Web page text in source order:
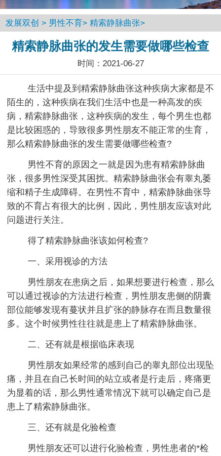
发展双创 > 男性不育> 精索静脉曲张>
精索静脉曲张的发生需要做哪些检查
时间：2021-06-27
生活中提及到精索静脉曲张这种疾病大家都是不
陌生的，这种疾病在我们生活中也是一种高发的疾
病，精索静脉曲张，这种疾病的发生，每个男生也都
是比较困惑的，导致很多男性朋友不能正常的生育，
那么精索静脉曲张的发生需要做哪些检查?
男性不育的原因之一就是因为患有精索静脉曲
张，很多男性深受其困扰。精索静脉曲张会有睾丸萎
缩和精子生成障碍。在男性不育中，精索静脉曲张导
致的不育占有很大的比例，因此，男性朋友应该对此
问题进行关注。
得了精索静脉曲张该如何检查?
一、采用视诊的方法
男性朋友在患病之后，如果想要进行检查，那么
可以通过视诊的方法进行检查，男性朋友患侧的阴囊
部位能够发现有蔓状并且扩张的静脉存在而且数量很
多。这个时候男性往往就是患上了精索静脉曲张。
二、还有就是根据临床表现
男性朋友如果经常的感到自己的睾丸部位出现坠
痛，并且在自己长时间的站立或者是行走后，疼痛更
为显着的话，那么男性通常情况下就可以确定自己是
患上了精索静脉曲张。
三、还有就是化验检查
男性朋友还可以进行化验检查，男性患者的*检